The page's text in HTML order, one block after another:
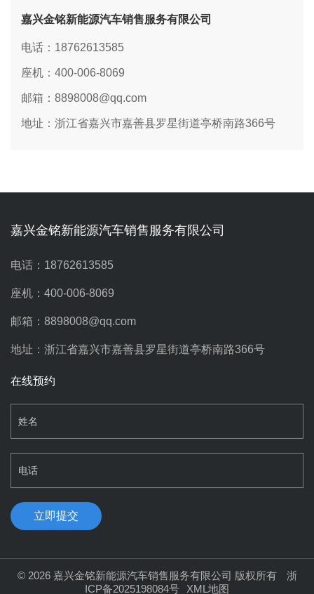
嘉兴金铭新能源汽车销售服务有限公司
电话：18762613585
座机：400-006-8069
邮箱：8898008@qq.com
地址：浙江省嘉兴市嘉善县罗星街道亭桥南路366号
嘉兴金铭新能源汽车销售服务有限公司
电话：18762613585
座机：400-006-8069
邮箱：8898008@qq.com
地址：浙江省嘉兴市嘉善县罗星街道亭桥南路366号
在线预约
© 2026 嘉兴金铭新能源汽车销售服务有限公司 版权所有
浙
ICP备2025198084号
XML地图